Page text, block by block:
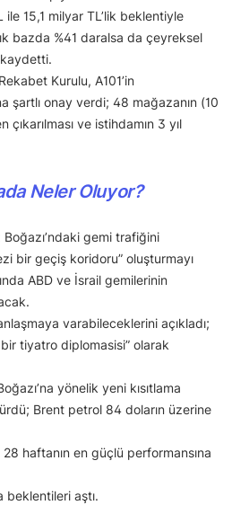
ile 15,1 milyar TL’lik beklentiyle
bazda %41 daralsa da çeyreksel
Kurulu, A101’in
şartlı onay verdi; 48 mağazanın (10
ve istihdamın 3 yıl
Neler Oluyor?
gemi trafiğini
bir geçiş koridoru” oluşturmayı
ABD ve İsrail gemilerinin
varabileceklerini açıkladı;
bir tiyatro diplomasisi” olarak
yönelik yeni kısıtlama
Brent petrol 84 doların üzerine
haftanın en güçlü performansına
beklentileri aştı.